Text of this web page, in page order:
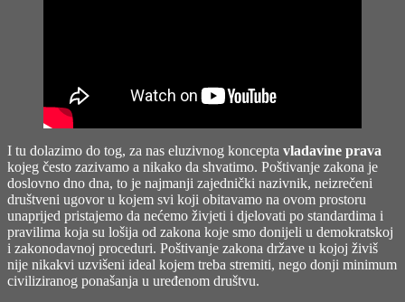
I tu dolazimo do tog, za nas eluzivnog koncepta vladavine prava
kojeg često zazivamo a nikako da shvatimo. Poštivanje zakona je
doslovno dno dna, to je najmanji zajednički nazivnik, neizrečeni
društveni ugovor u kojem svi koji obitavamo na ovom prostoru
unaprijed pristajemo da nećemo živjeti i djelovati po standardima i
pravilima koja su lošija od zakona koje smo donijeli u demokratskoj
i zakonodavnoj proceduri. Poštivanje zakona države u kojoj živiš
nije nikakvi uzvišeni ideal kojem treba stremiti, nego donji minimum
civiliziranog ponašanja u uređenom društvu.